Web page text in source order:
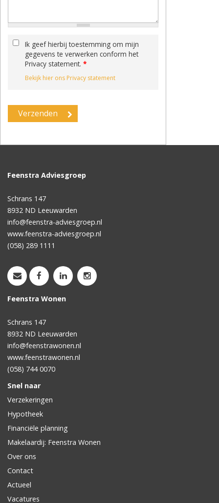
Ik geef hierbij toestemming om mijn
gegevens te verwerken conform het
Privacy statement. *
Bekijk hier ons Privacy statement
Feenstra Adviesgroep
Schrans 147
8932 ND Leeuwarden
info@feenstra-adviesgroep.nl
www.feenstra-adviesgroep.nl
(058) 289 1111
Feenstra Wonen
Schrans 147
8932 ND Leeuwarden
info@feenstrawonen.nl
www.feenstrawonen.nl
(058) 744 0070
Snel naar
Verzekeringen
Hypotheek
Financiële planning
Makelaardij: Feenstra Wonen
Over ons
Contact
Actueel
Vacatures